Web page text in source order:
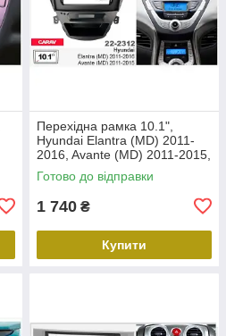
Перехідна рамка 10.1",
Hyundai Elantra (MD) 2011-
2016, Avante (MD) 2011-2015,
Carav 22-2312
Готово до відправки
1 740 ₴
Купити